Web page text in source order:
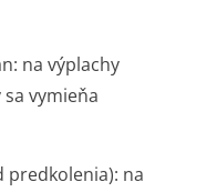
na výplachy
vymieňa
predkolenia): na